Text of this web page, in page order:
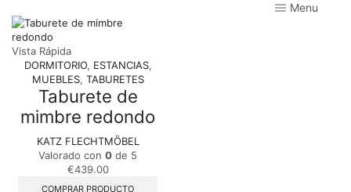
Menu
Vista Rápida
DORMITORIO, ESTANCIAS,
MUEBLES, TABURETES
Taburete de
mimbre redondo
KATZ FLECHTMÖBEL
Valorado con 0 de 5
€439.00
COMPRAR PRODUCTO